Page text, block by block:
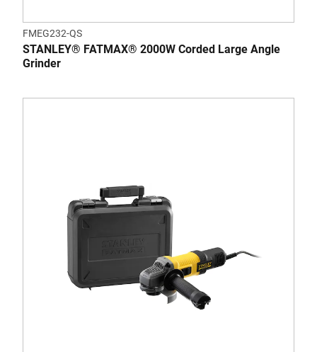
FMEG232-QS
STANLEY® FATMAX® 2000W Corded Large Angle
Grinder